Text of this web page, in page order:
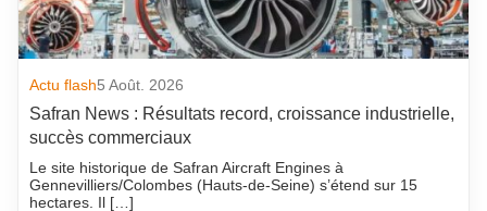
Actu flash5 Août. 2026
Safran News : Résultats record, croissance industrielle,
succès commerciaux
Le site historique de Safran Aircraft Engines à
Gennevilliers/Colombes (Hauts-de-Seine) s’étend sur 15
hectares. Il […]